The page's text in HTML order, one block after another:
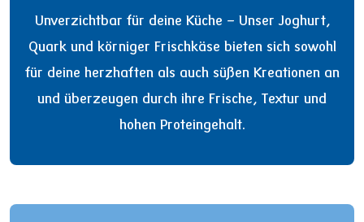
Unverzichtbar für deine Küche – Unser Joghurt,
Quark und körniger Frischkäse bieten sich sowohl
für deine herzhaften als auch süßen Kreationen an
und überzeugen durch ihre Frische, Textur und
hohen Proteingehalt.